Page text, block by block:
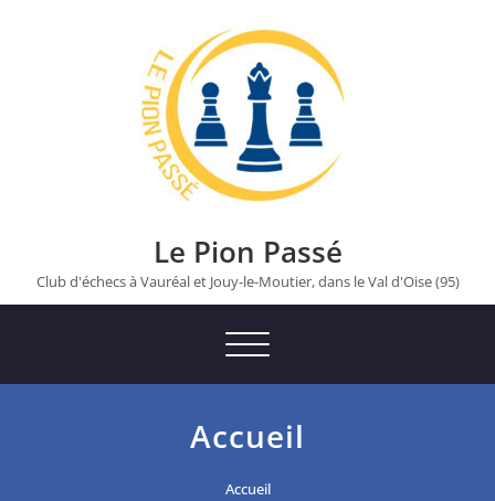
Le Pion Passé
Club d'échecs à Vauréal et Jouy-le-Moutier, dans le Val d'Oise (95)
Toggle
Accueil
Accueil